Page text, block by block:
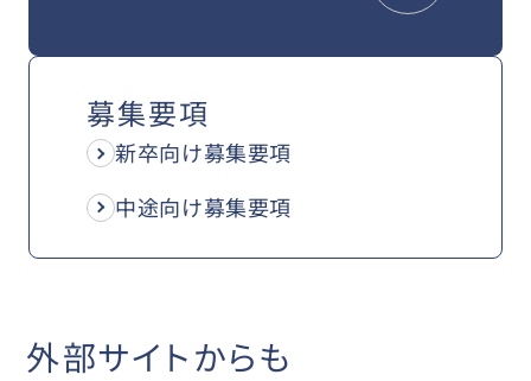
募集要項
新卒向け募集要項
中途向け募集要項
外部サイトからも